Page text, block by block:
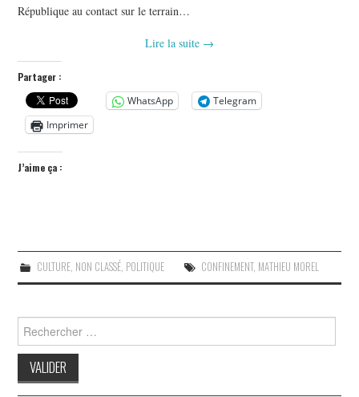
République au contact sur le terrain…
Lire la suite →
Partager :
WhatsApp
Telegram
Imprimer
J’aime ça :
CULTURE, NON CLASSÉ, POLITIQUE CONFINEMENT, MATHIEU MOREL
Search
for: